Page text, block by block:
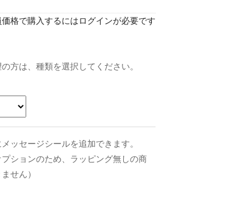
価格で購入するにはログインが必要です
方は、種類を選択してください。
ッセージシールを追加できます。
プションのため、ラッピング無しの商
せん）